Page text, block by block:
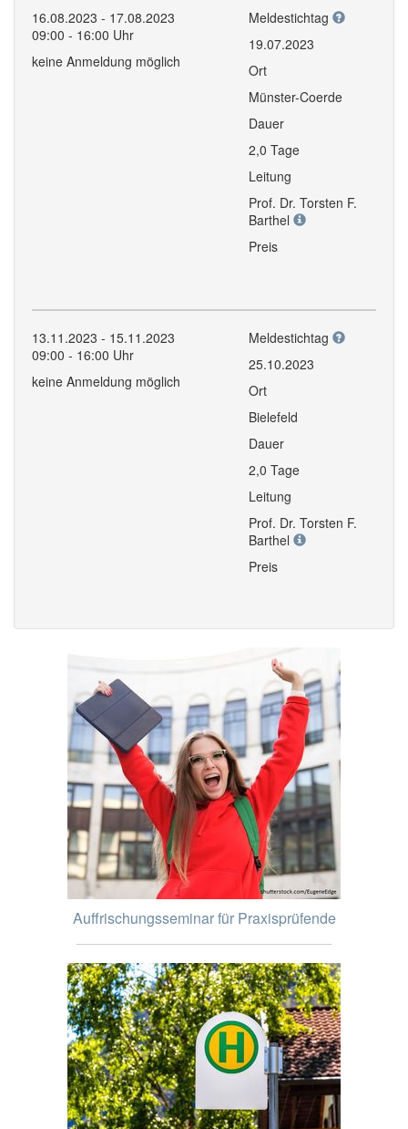
16.08.2023 - 17.08.2023
09:00 - 16:00 Uhr
keine Anmeldung möglich
Meldestichtag
19.07.2023
Ort
Münster-Coerde
Dauer
2,0 Tage
Leitung
Prof. Dr. Torsten F.
Barthel
Preis
13.11.2023 - 15.11.2023
09:00 - 16:00 Uhr
keine Anmeldung möglich
Meldestichtag
25.10.2023
Ort
Bielefeld
Dauer
2,0 Tage
Leitung
Prof. Dr. Torsten F.
Barthel
Preis
Auffrischungsseminar für Praxisprüfende